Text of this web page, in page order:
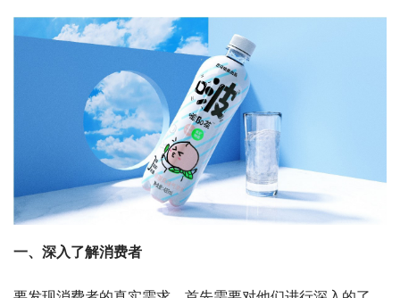
一、深入了解消费者